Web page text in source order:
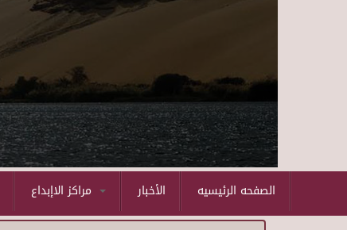
الأخبار الصفحه الرئيسيه